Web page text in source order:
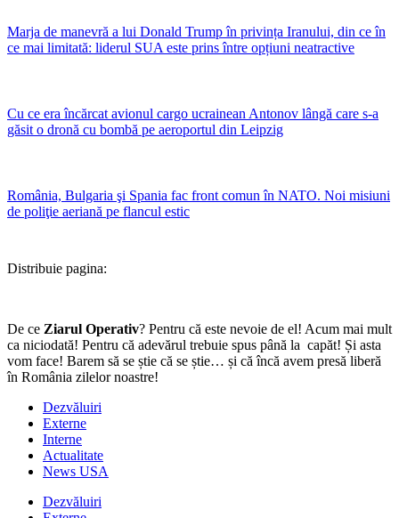
Marja de manevră a lui Donald Trump în privința Iranului, din ce în
ce mai limitată: liderul SUA este prins între opțiuni neatractive
Cu ce era încărcat avionul cargo ucrainean Antonov lângă care s-a
găsit o dronă cu bombă pe aeroportul din Leipzig
România, Bulgaria şi Spania fac front comun în NATO. Noi misiuni
de poliţie aeriană pe flancul estic
Distribuie pagina:
De ce Ziarul Operativ? Pentru că este nevoie de el! Acum mai mult
ca niciodată! Pentru că adevărul trebuie spus până la capăt! Și asta
vom face! Barem să se știe că se știe… și că încă avem presă liberă
în România zilelor noastre!
Dezvăluiri
Externe
Interne
Actualitate
News USA
Dezvăluiri